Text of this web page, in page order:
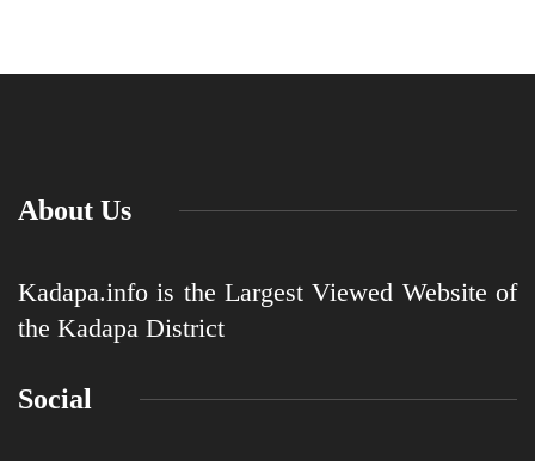
About Us
Kadapa.info is the Largest Viewed Website of
the Kadapa District
Social